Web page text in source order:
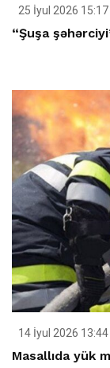
25 İyul 2026 15:17
“Şuşa
14 İyul 2026 13:44
Masallıda yük